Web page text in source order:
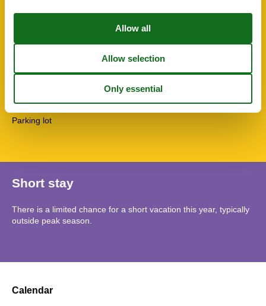
TV
Water heater
Parking lot
Short stay
There is a limited chance for a short vacation this year, typically
outside peak season.
Calendar